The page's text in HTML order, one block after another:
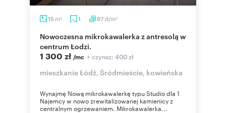
15 m2 1 87zł/m2
Nowoczesna mikrokawalerka z antresolą w
centrum Łodzi.
1 300 zł /mc + czynsz: 400 zł
mieszkanie Łódź, Śródmieście, kowieńska
Wynajmę Nową mikrokawalerkę typu Studio dla 1
Najemcy w nowo zrewitalizowanej kamienicy z
centralnym ogrzewaniem. Mikrokawalerka...